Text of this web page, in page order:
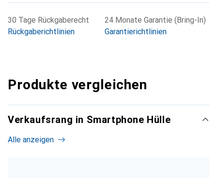
30 Tage Rückgaberecht
Rückgaberichtlinien
24 Monate Garantie (Bring-In)
Garantierichtlinien
Produkte vergleichen
Verkaufsrang in Smartphone Hülle
Alle anzeigen